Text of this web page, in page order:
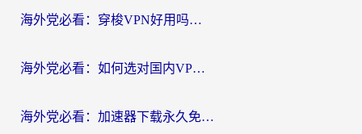
海外党必看：穿梭VPN好用吗？和云帆VPN对比哪个回国效果更好？附真实测评+避坑指南
海外党必看：如何选对国内VPN，实现无缝访问国内资源？
海外党必看：加速器下载永久免费版真的存在吗？教你无缝访问国内资源的正确姿势